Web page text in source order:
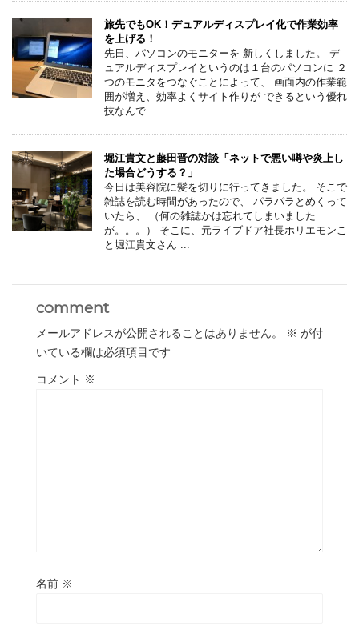
旅先でもOK！デュアルディスプレイ化で作業効率
を上げる！
先日、パソコンのモニターを 新しくしました。 デ
ュアルディスプレイというのは１台のパソコンに ２
つのモニタをつなぐことによって、 画面内の作業範
囲が増え、効率よくサイト作りが できるという優れ
技なんで ...
堀江貴文と藤田晋の対談「ネットで悪い噂や炎上し
た場合どうする？」
今日は美容院に髪を切りに行ってきました。 そこで
雑誌を読む時間があったので、 パラパラとめくって
いたら、 （何の雑誌かは忘れてしまいました
が。。。） そこに、元ライブドア社長ホリエモンこ
と堀江貴文さん ...
comment
メールアドレスが公開されることはありません。 ※ が付
いている欄は必須項目です
コメント ※
名前 ※